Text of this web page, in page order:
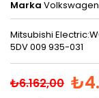
Marka Volkswagen
Mitsubishi
5DV 009 935-031
₺6.162,00